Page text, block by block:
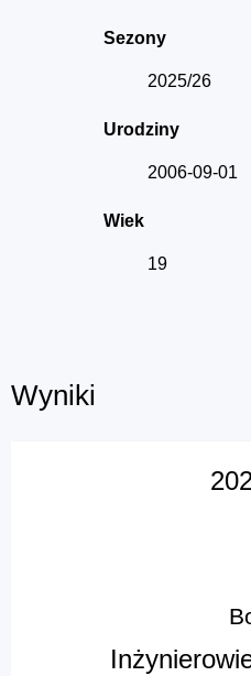
Sezony
2025/26
Urodziny
2006-09-01
Wiek
19
Wyniki